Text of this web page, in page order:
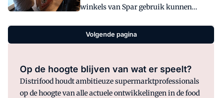
winkels van Spar gebruik kunnen
directeur Sjaak Kranendonk.
Volgende pagina
Op de hoogte blijven van wat er speelt?
Distrifood houdt ambitieuze supermarktprofessionals
op de hoogte van alle actuele ontwikkelingen in de food